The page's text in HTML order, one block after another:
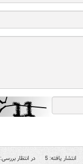
انتشار یافته: 5 در انتظار بررسی: 0